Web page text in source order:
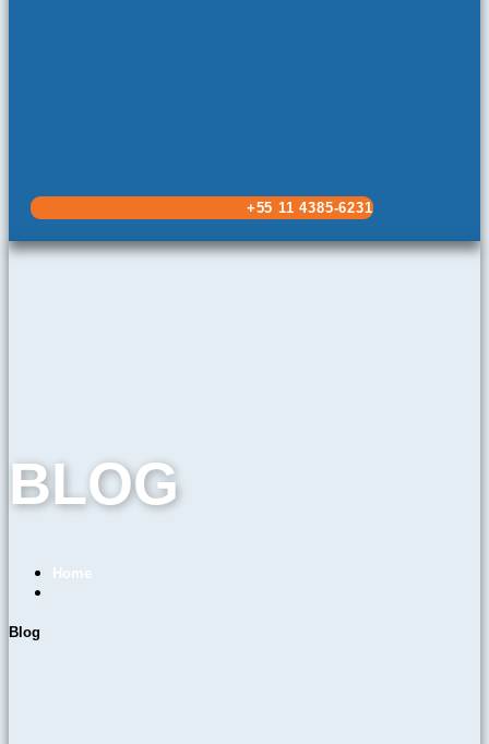
+55 11 4385-6231
BLOG
Home
Blog